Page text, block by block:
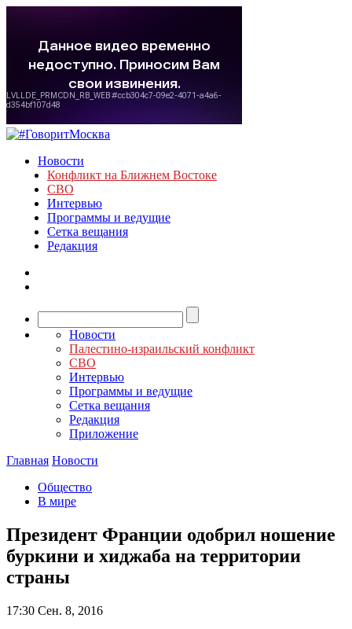
Новости
Конфликт на Ближнем Востоке
СВО
Интервью
Программы и ведущие
Сетка вещания
Редакция
Новости
Палестино-израильский конфликт
СВО
Интервью
Программы и ведущие
Сетка вещания
Редакция
Приложение
Главная Новости
Общество
В мире
Президент Франции одобрил ношение
буркини и хиджаба на территории
страны
17:30 Сен. 8, 2016